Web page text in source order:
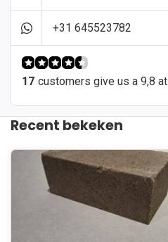
+31 645523782
17 customers give us a 9,8 at
Recent bekeken